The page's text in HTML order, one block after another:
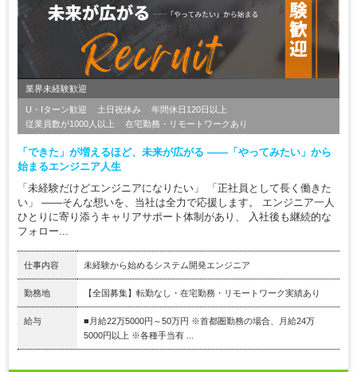
業界未経験歓迎
U・Iターン歓迎 土日祝休み
年間休日120日以上
従業員数が1000人以上
在宅勤務・リモートワークあり
「できた」が増えるほど、未来が広がる ――「やってみたい」から
始まるエンジニア人生
「未経験だけどエンジニアになりたい」 「正社員として長く働きた
い」 ――そんな想いを、当社は全力で応援します。 エンジニア一人
ひとりに寄り添うキャリアサポート体制があり、 入社後も継続的な
フォロー...
仕事内容 未経験から始めるシステム開発エンジニア
勤務地 【全国募集】転勤なし・在宅勤務・リモートワーク実績あり
給与
■月給22万5000円～50万円 ※首都圏勤務の場合、月給24万
5000円以上 ※各種手当有 ...